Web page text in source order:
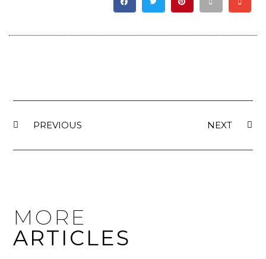
PREVIOUS NEXT
MORE
ARTICLES